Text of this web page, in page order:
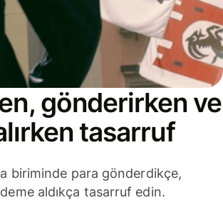
gönderirken ve
tasarruf
biriminde para gönderdikçe,
aldıkça tasarruf edin.